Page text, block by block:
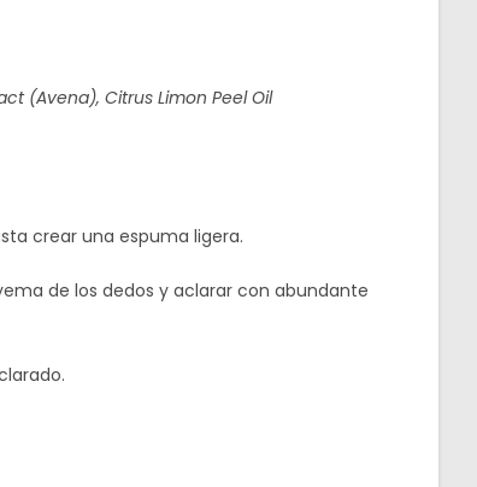
(Avena), Citrus Limon Peel Oil
crear una espuma ligera.
de los dedos y aclarar con abundante